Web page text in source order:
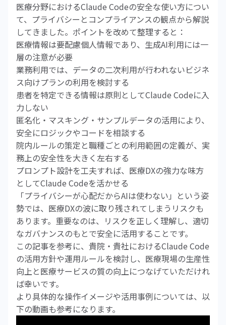
医療分野におけるClaude Codeの安全な使い方につい
て、プライバシーとコンプライアンスの観点から解説
してきました。ポイントを改めて整理すると：
医療情報は要配慮個人情報であり、生成AI利用には一
層の注意が必要
業務利用では、データの二次利用が行われないビジネ
ス向けプランの利用を検討する
患者を特定できる情報は原則としてClaude Codeに入
力しない
匿名化・マスキング・サンプルデータの活用により、
安全にロジックやコードを相談する
院内ルールの策定と職種ごとの利用範囲の定義が、実
務上の安全性を大きく左右する
プロンプト設計を工夫すれば、医療DXの強力な味方
としてClaude Codeを活かせる
「プライバシーが心配だからAIは使わない」という姿
勢では、医療DXの波に取り残されてしまうリスクも
あります。重要なのは、リスクを正しく理解し、適切
なガバナンスのもとで安全に活用することです。
この記事を参考に、貴院・貴社におけるClaude Code
の活用方針や運用ルールを検討し、医療現場の生産性
向上と医療サービスの質の向上につなげていただけれ
ば幸いです。
より具体的な操作イメージや活用事例については、以
下の動画も参考になります。